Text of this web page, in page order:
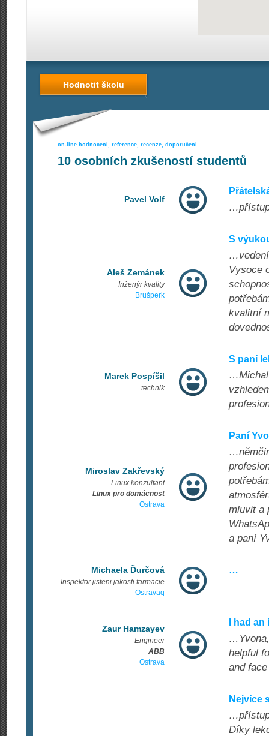
Hodnotit školu
on-line hodnocení, reference, recenze, doporučení
10 osobních zkušeností studentů
Pavel Volf
Aleš Zemánek
Inženýr kvality
Brušperk
S
Vysoce
kvalitní
Marek Pospíšil
technik
S paní
Miroslav Zakřevský
Linux konzultant
Linux pro domácnost
Ostrava
Paní
mluvit a
a paní
Michaela Ďurčová
Inspektor jisteni jakosti farmacie
Ostravaq
…
Zaur Hamzayev
Engineer
ABB
Ostrava
I had
helpful
and
Nejvíce
…přístup
Díky